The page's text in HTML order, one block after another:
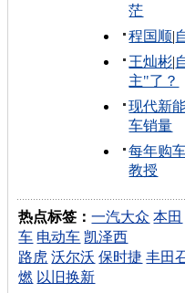
茫
程国顺|
王灿彬|
主"了？
现代新
车销量
每年购
教授
热点标签：一汽大众 本田
车 电动车 凯泽西
路虎 沃尔沃 保时捷 丰田
燃 以旧换新